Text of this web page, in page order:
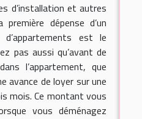
d’installation et autres
dépense d’un
est le
pas aussi qu’avant de
l’appartement, que
avance de loyer sur une
mois. Ce montant vous
vous déménagez